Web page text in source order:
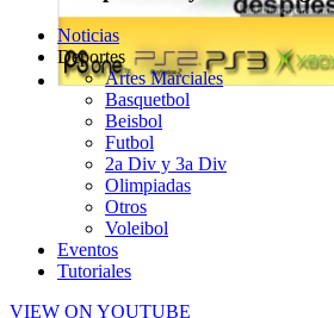
Noticias
Deportes
Artes Marciales
Basquetbol
Beisbol
Futbol
2a Div y 3a Div
Olimpiadas
Otros
Voleibol
Eventos
Tutoriales
VIEW ON YOUTUBE